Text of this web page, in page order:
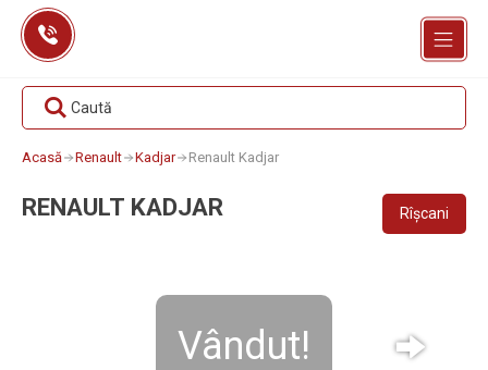
Skip
content
Caută
Acasă Renault Kadjar Renault Kadjar
RENAULT KADJAR Rîșcani
Vândut!